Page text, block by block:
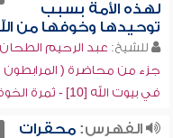
لهذه الأمة بسبب
توحيدها وخوفها من
للشيخ: عبد الرحيم الطحان
جزء من محاضرة ( المرابطون
في بيوت الله [10] - ثمرة الخوف)
الفهرس:محقرات